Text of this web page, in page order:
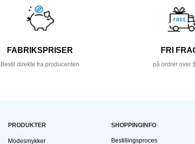
FABRIKSPRISER
Bestil direkte fra producenten
FRI
på ordrer over
PRODUKTER
Modesmykker
SHOPPINGINFO
Bestillingsproces